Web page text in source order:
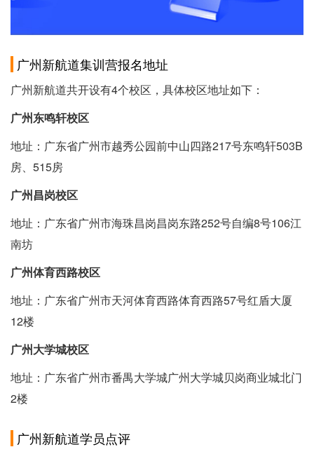
广州新航道集训营报名地址
广州新航道共开设有4个校区，具体校区地址如下：
广州东鸣轩校区
地址：广东省广州市越秀公园前中山四路217号东鸣轩503B
房、515房
广州昌岗校区
地址：广东省广州市海珠昌岗昌岗东路252号自编8号106江
南坊
广州体育西路校区
地址：广东省广州市天河体育西路体育西路57号红盾大厦
12楼
广州大学城校区
地址：广东省广州市番禺大学城广州大学城贝岗商业城北门
2楼
广州新航道学员点评